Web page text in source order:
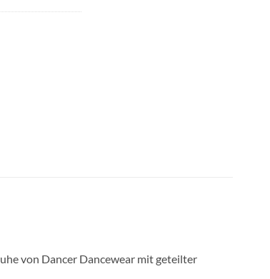
von Dancer Dancewear mit geteilter